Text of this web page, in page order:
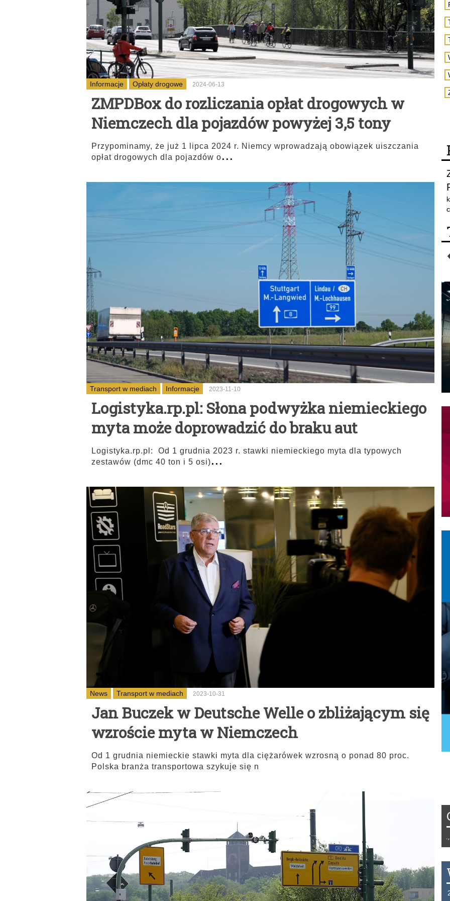
Informacje Opłaty drogowe 2024-06-13
ZMPDBox do rozliczania opłat drogowych w
Niemczech dla pojazdów powyżej 3,5 tony
Przypominamy, że już 1 lipca 2024 r. Niemcy wprowadzają obowiązek uiszczania
opłat drogowych dla pojazdów o...
Transport w mediach Informacje 2023-11-10
Logistyka.rp.pl: Słona podwyżka niemieckiego
myta może doprowadzić do braku aut
Logistyka.rp.pl: Od 1 grudnia 2023 r. stawki niemieckiego myta dla typowych
zestawów (dmc 40 ton i 5 osi)...
News Transport w mediach 2023-10-31
Jan Buczek w Deutsche Welle o zbliżającym się
wzroście myta w Niemczech
Od 1 grudnia niemieckie stawki myta dla ciężarówek wzrosną o ponad 80 proc.
Polska branża transportowa szykuje się n
Tydzień 42/2019 r. Niemcy EUR 1,258
THB 0.1126 USD 3.7236 AUD 2.6230